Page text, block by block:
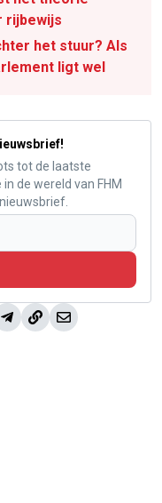
rijbewijs
het stuur? Als
ligt wel
tot de laatste
de wereld van FHM